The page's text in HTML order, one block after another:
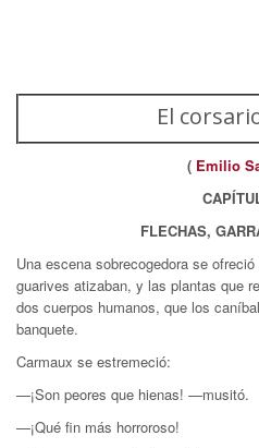
El
( Emilio
FLECHAS,
Una escena sobrecogedora se
guarives atizaban, y las plantas que
dos cuerpos humanos, que los
banquete.
Carmaux se estremeció:
—¡Son peores que hienas! —musitó.
—¡Qué fin más horroroso!